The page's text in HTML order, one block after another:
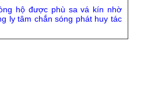
hộ được phù sa vá kín nhờ
ly tâm chắn sóng phát huy tác